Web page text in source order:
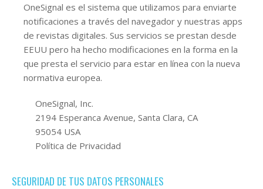
OneSignal es el sistema que utilizamos para enviarte
notificaciones a través del navegador y nuestras apps
de revistas digitales. Sus servicios se prestan desde
EEUU pero ha hecho modificaciones en la forma en la
que presta el servicio para estar en línea con la nueva
normativa europea.
OneSignal, Inc.
2194 Esperanca Avenue, Santa Clara, CA
95054 USA
Política de Privacidad
SEGURIDAD DE TUS DATOS PERSONALES